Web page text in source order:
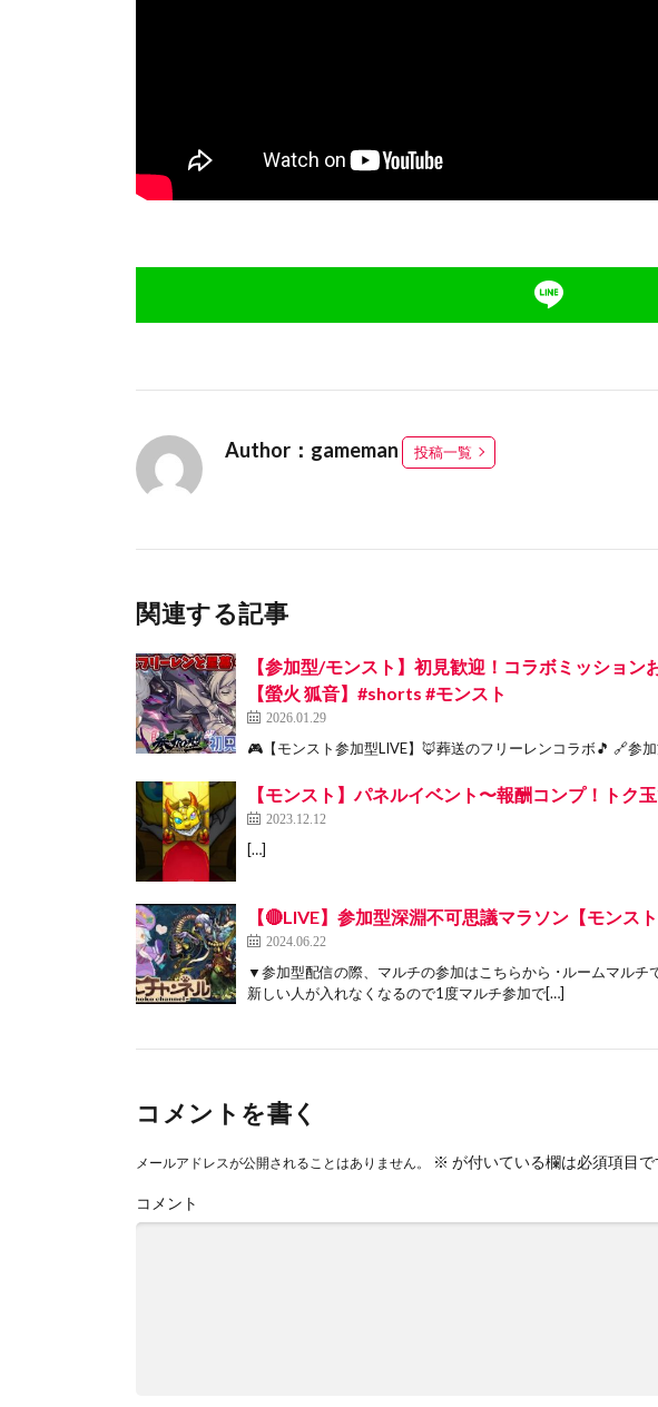
Author：gameman 投稿一覧
関連する記事
【参加型/モンスト】初見歓迎！コラボミッション
【螢火 狐音】#shorts #モンスト
2026.01.29
🎮【モンスト参加型LIVE】🦊葬送のフリーレンコラボ🎵 🔗参
【モンスト】パネルイベント〜報酬コンプ！トク玉
2023.12.12
[…]
【🔴LIVE】参加型深淵不可思議マラソン【モンスト
2024.06.22
▼参加型配信の際、マルチの参加はこちらから ･ルームマルチ
新しい人が入れなくなるので1度マルチ参加で[…]
コメントを書く
メールアドレスが公開されることはありません。 ※ が付いている欄は必須項目で
コメント